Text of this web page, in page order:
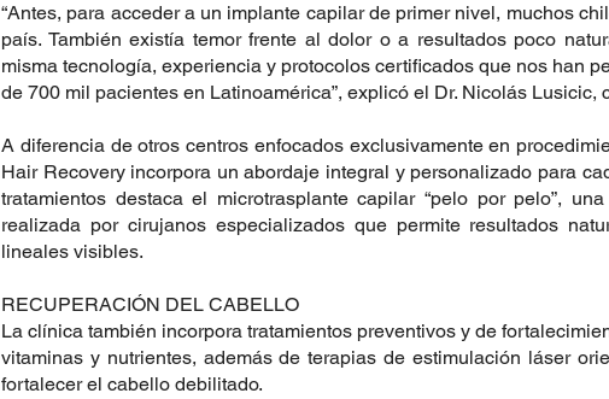
“Antes, para acceder a un implante capilar de primer nivel, muchos
país. También existía temor frente al dolor o a resultados poco
misma tecnología, experiencia y protocolos certificados que nos han
de 700 mil pacientes en Latinoamérica”, explicó el Dr. Nicolás Lusicic,
A diferencia de otros centros enfocados exclusivamente en
Hair Recovery incorpora un abordaje integral y personalizado para
tratamientos destaca el microtrasplante capilar “pelo por pelo”,
realizada por cirujanos especializados que permite resultados
lineales visibles.
RECUPERACIÓN DEL CABELLO
La clínica también incorpora tratamientos preventivos y de
vitaminas y nutrientes, además de terapias de estimulación láser
fortalecer el cabello debilitado.